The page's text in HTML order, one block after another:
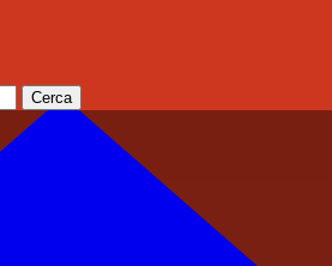
Cerca